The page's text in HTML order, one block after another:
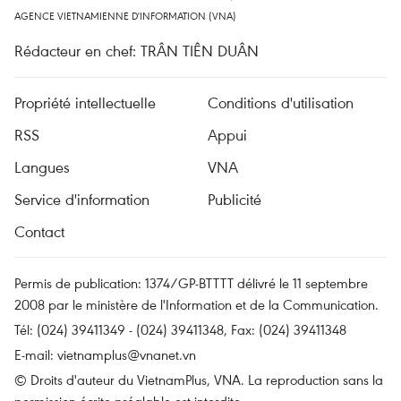
AGENCE VIETNAMIENNE D'INFORMATION (VNA)
Rédacteur en chef: TRÂN TIÊN DUÂN
Propriété intellectuelle
Conditions d'utilisation
RSS
Appui
Langues
VNA
Service d'information
Publicité
Contact
Permis de publication: 1374/GP-BTTTT délivré le 11 septembre
2008 par le ministère de l'Information et de la Communication.
Tél: (024) 39411349 - (024) 39411348, Fax: (024) 39411348
E-mail: vietnamplus@vnanet.vn
© Droits d'auteur du VietnamPlus, VNA. La reproduction sans la